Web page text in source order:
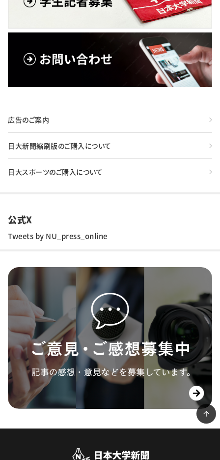
広告のご案内
日大新聞縮刷版のご購入について
日大スポーツのご購入について
公式X
Tweets by NU_press_online